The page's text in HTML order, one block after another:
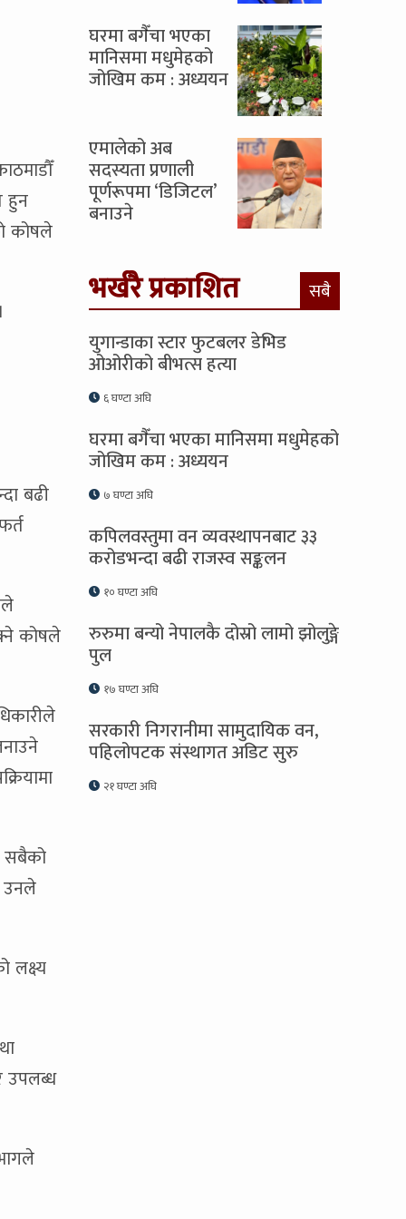
हुन
कोषले
बढी
कोषले
सबैको
उनले
लक्ष्य
उपलब्ध
घरमा बगैँचा भएका
मानिसमा मधुमेहको
जोखिम कम : अध्ययन
एमालेको अब
सदस्यता प्रणाली
पूर्णरूपमा ‘डिजिटल’
बनाउने
भर्खरै प्रकाशित सबै
युगान्डाका स्टार फुटबलर डेभिड
ओओरीको बीभत्स हत्या
६ घण्टा अघि
घरमा बगैँचा भएका मानिसमा मधुमेहको
जोखिम कम : अध्ययन
७ घण्टा अघि
कपिलवस्तुमा वन व्यवस्थापनबाट ३३
करोडभन्दा बढी राजस्व सङ्कलन
१० घण्टा अघि
रुरुमा बन्यो नेपालकै दोस्रो लामो झोलुङ्गे
पुल
१७ घण्टा अघि
सरकारी निगरानीमा सामुदायिक वन,
पहिलोपटक संस्थागत अडिट सुरु
२१ घण्टा अघि